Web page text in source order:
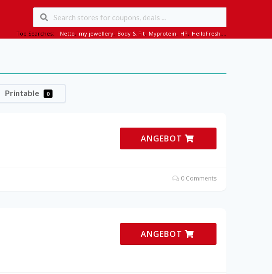
Top Searches: Netto, my jewellery, Body & Fit, Myprotein, HP, HelloFresh,...
Printable 0
ANGEBOT
0 Comments
ANGEBOT